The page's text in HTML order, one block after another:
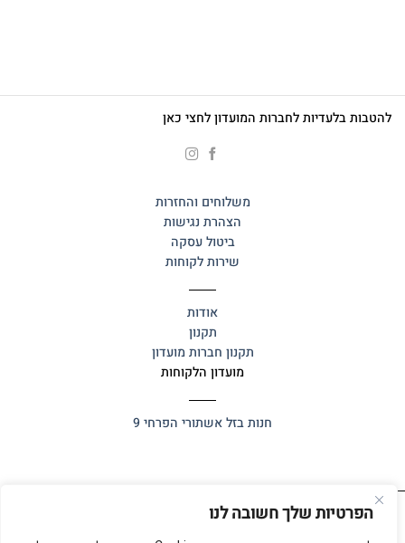
הפרטיות שלך חשובה לנו
להטבות בלעדיות לחברות המועדון לחצי כאן
משלוחים והחזרות
הצהרת נגישות
ביטול עסקה
שירות לקוחות
אודות
תקנון
תקנון חברות מועדון
מועדון הלקוחות
חנות בזלאשתורי הפרחי 9